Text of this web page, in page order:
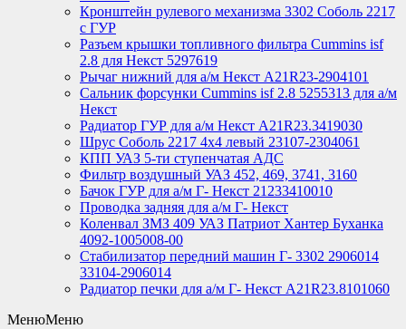
Кронштейн рулевого механизма 3302 Соболь 2217
с ГУР
Разъем крышки топливного фильтра Cummins isf
2.8 для Некст 5297619
Рычаг нижний для а/м Некст А21R23-2904101
Сальник форсунки Cummins isf 2.8 5255313 для а/м
Некст
Радиатор ГУР для а/м Некст A21R23.3419030
Шрус Соболь 2217 4х4 левый 23107-2304061
КПП УАЗ 5-ти ступенчатая АДС
Фильтр воздушный УАЗ 452, 469, 3741, 3160
Бачок ГУР для а/м Г- Некст 21233410010
Проводка задняя для а/м Г- Некст
Коленвал ЗМЗ 409 УАЗ Патриот Хантер Буханка
4092-1005008-00
Стабилизатор передний машин Г- 3302 2906014
33104-2906014
Радиатор печки для а/м Г- Некст А21R23.8101060
МенюМеню